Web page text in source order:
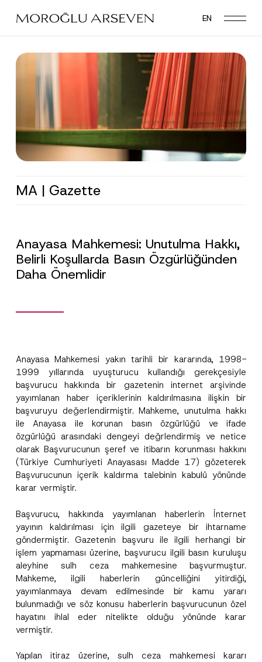
main
EN
MA | Gazette
Anayasa Mahkemesi: Unutulma Hakkı,
Belirli Koşullarda Basın Özgürlüğünden
Daha Önemlidir
Anayasa Mahkemesi yakın tarihli bir kararında, 1998-
1999 yıllarında uyuşturucu kullandığı gerekçesiyle
başvurucu hakkında bir gazetenin internet arşivinde
yayımlanan haber içeriklerinin kaldırılmasına ilişkin bir
başvuruyu değerlendirmiştir. Mahkeme, unutulma hakkı
ile Anayasa ile korunan basın özgürlüğü ve ifade
özgürlüğü arasındaki dengeyi değrlendirmiş ve netice
olarak Başvurucunun şeref ve itibarın korunması hakkını
(Türkiye Cumhuriyeti Anayasası Madde 17) gözeterek
Başvurucunun içerik kaldırma talebinin kabulü yönünde
karar vermiştir.
Başvurucu, hakkında yayımlanan haberlerin İnternet
yayının kaldırılması için ilgili gazeteye bir ihtarname
göndermiştir. Gazetenin başvuru ile ilgili herhangi bir
işlem yapmaması üzerine, başvurucu ilgili basın kuruluşu
aleyhine sulh ceza mahkemesine başvurmuştur.
Mahkeme, ilgili haberlerin güncelliğini yitirdiği,
yayımlanmaya devam edilmesinde bir kamu yararı
bulunmadığı ve söz konusu haberlerin başvurucunun özel
hayatını ihlal eder nitelikte olduğu yönünde karar
vermiştir.
Yapılan itiraz üzerine, sulh ceza mahkemesi kararı